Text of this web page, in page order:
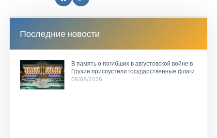
Последние новости
В память о погибших в августовской войне в
Грузии приспустили государственные флаги
08/08/2026